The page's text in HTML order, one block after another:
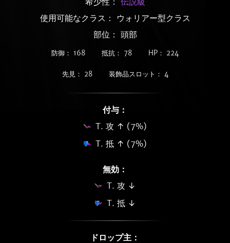
使用可能なクラス： ウォリアー型クラス
部位： 頭部
防御： 168 抵抗： 78 HP： 224
先見： 28 装飾品スロット： 4
付与：
T. 攻 ↑ (7%)
T. 抵 ↑ (7%)
無効：
T. 攻 ↓
T. 抵 ↓
ドロップ主：